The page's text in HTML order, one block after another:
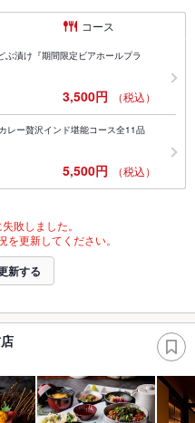
コース
ぶ漬け『期間限定ビアホールプラ
3,500円 （税込）
レー贅沢インド堪能コース全11品
5,500円 （税込）
敗しました。
更新してください。
新する